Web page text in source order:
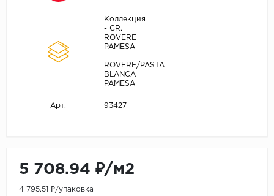
Коллекция
- CR.
ROVERE
PAMESA
-
ROVERE/PASTA
BLANCA
PAMESA
Арт. 93427
5 708.94 ₽/м2
4 795.51 ₽/упаковка